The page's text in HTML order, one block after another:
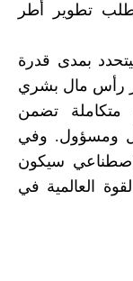
تطوير أطر
بمدى قدرة
رأس مال بشري
متكاملة تضمن
ومسؤول. وفي
سيكون
العالمية في